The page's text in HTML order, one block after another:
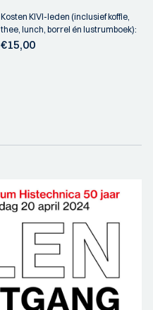
Kosten KIVI-leden (inclusief koffie,
thee, lunch, borrel én lustrumboek):
€15,00